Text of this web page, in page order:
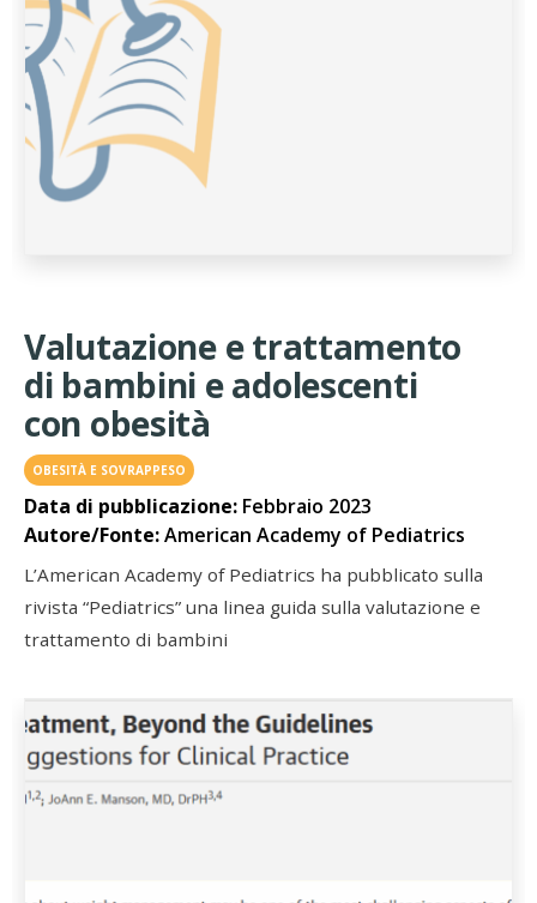
Valutazione e trattamento
di bambini e adolescenti
con obesità
OBESITÀ E SOVRAPPESO
Data di pubblicazione: Febbraio 2023
Autore/Fonte:American Academy of Pediatrics
L’American Academy of Pediatrics ha pubblicato sulla
rivista “Pediatrics” una linea guida sulla valutazione e
trattamento di bambini